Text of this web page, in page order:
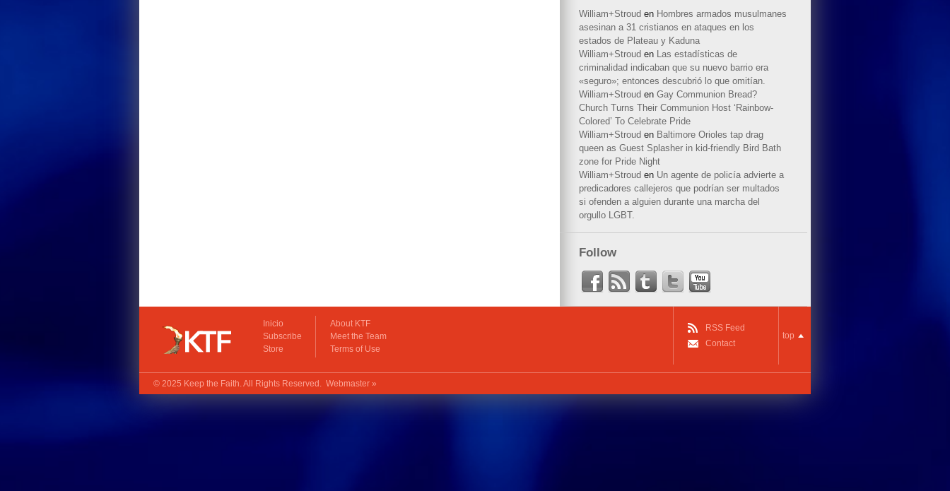
William+Stroud en Hombres armados musulmanes
asesinan a 31 cristianos en ataques en los
estados de Plateau y Kaduna
William+Stroud en Las estadísticas de
criminalidad indicaban que su nuevo barrio era
«seguro»; entonces descubrió lo que omitían.
William+Stroud en Gay Communion Bread?
Church Turns Their Communion Host ‘Rainbow-
Colored’ To Celebrate Pride
William+Stroud en Baltimore Orioles tap drag
queen as Guest Splasher in kid-friendly Bird Bath
zone for Pride Night
William+Stroud en Un agente de policía advierte a
predicadores callejeros que podrían ser multados
si ofenden a alguien durante una marcha del
orgullo LGBT.
Follow
Inicio
Subscribe
Store
About KTF
Meet the Team
Terms of Use
RSS Feed
Contact
top
© 2025 Keep the Faith. All Rights Reserved. Webmaster »